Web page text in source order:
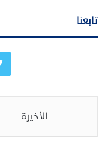
تابعنا
الأخيرة